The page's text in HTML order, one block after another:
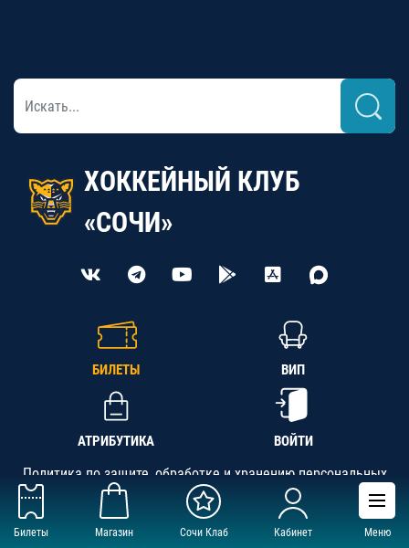
Билеты Магазин Сочи Клаб Кабинет Меню
ХОККЕЙНЫЙ КЛУБ
«СОЧИ»
БИЛЕТЫ ВИП
АТРИБУТИКА ВОЙТИ
Политика по защите, обработке и хранению персональных
данных
АНО «СК «Кубань-Регион», ОГРН 1142300002349,